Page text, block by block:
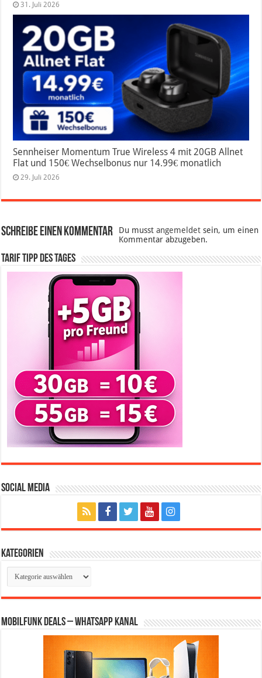
31. Juli 2026
Sennheiser Momentum True Wireless 4 mit 20GB Allnet
Flat und 150€ Wechselbonus nur 14.99€ monatlich
29. Juli 2026
Schreibe einen Kommentar Du musstangemeldet sein, um einen
Kommentar abzugeben.
Tarif Tipp des Tages
Social Media
Kategorien
Kategorien
Mobilfunk Deals – WhatsApp Kanal